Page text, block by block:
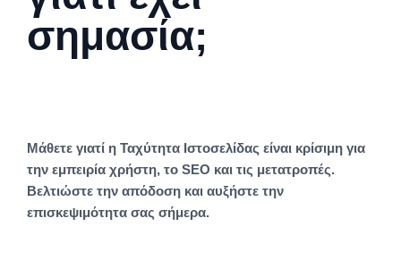
σημασία;
Μάθετε γιατί η Ταχύτητα Ιστοσελίδας είναι κρίσιμη για
την εμπειρία χρήστη, το SEO και τις μετατροπές.
Βελτιώστε την απόδοση και αυξήστε την
επισκεψιμότητα σας σήμερα.